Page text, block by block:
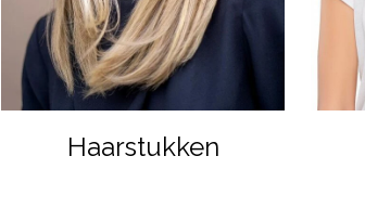
Haarstukken